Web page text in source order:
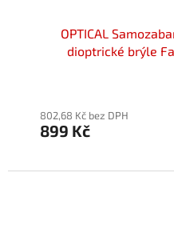
OPTICAL
dioptrické brýle
802,68 Kč bez DPH
899 Kč